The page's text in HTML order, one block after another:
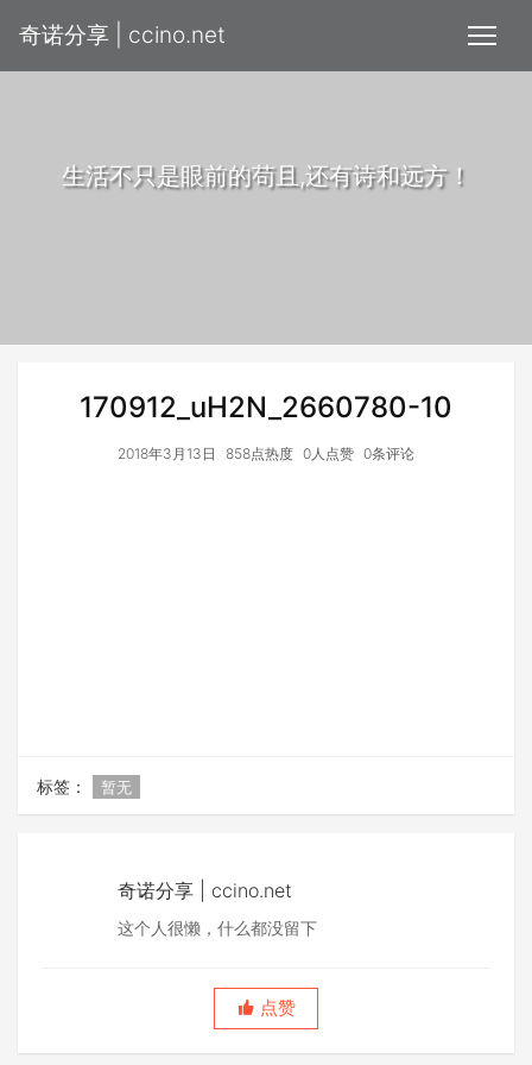
奇诺分享 | ccino.net
生活不只是眼前的苟且,还有诗和远方！
170912_uH2N_2660780-10
2018年3月13日 858点热度 0人点赞 0条评论
标签： 暂无
奇诺分享 | ccino.net
这个人很懒，什么都没留下
点赞